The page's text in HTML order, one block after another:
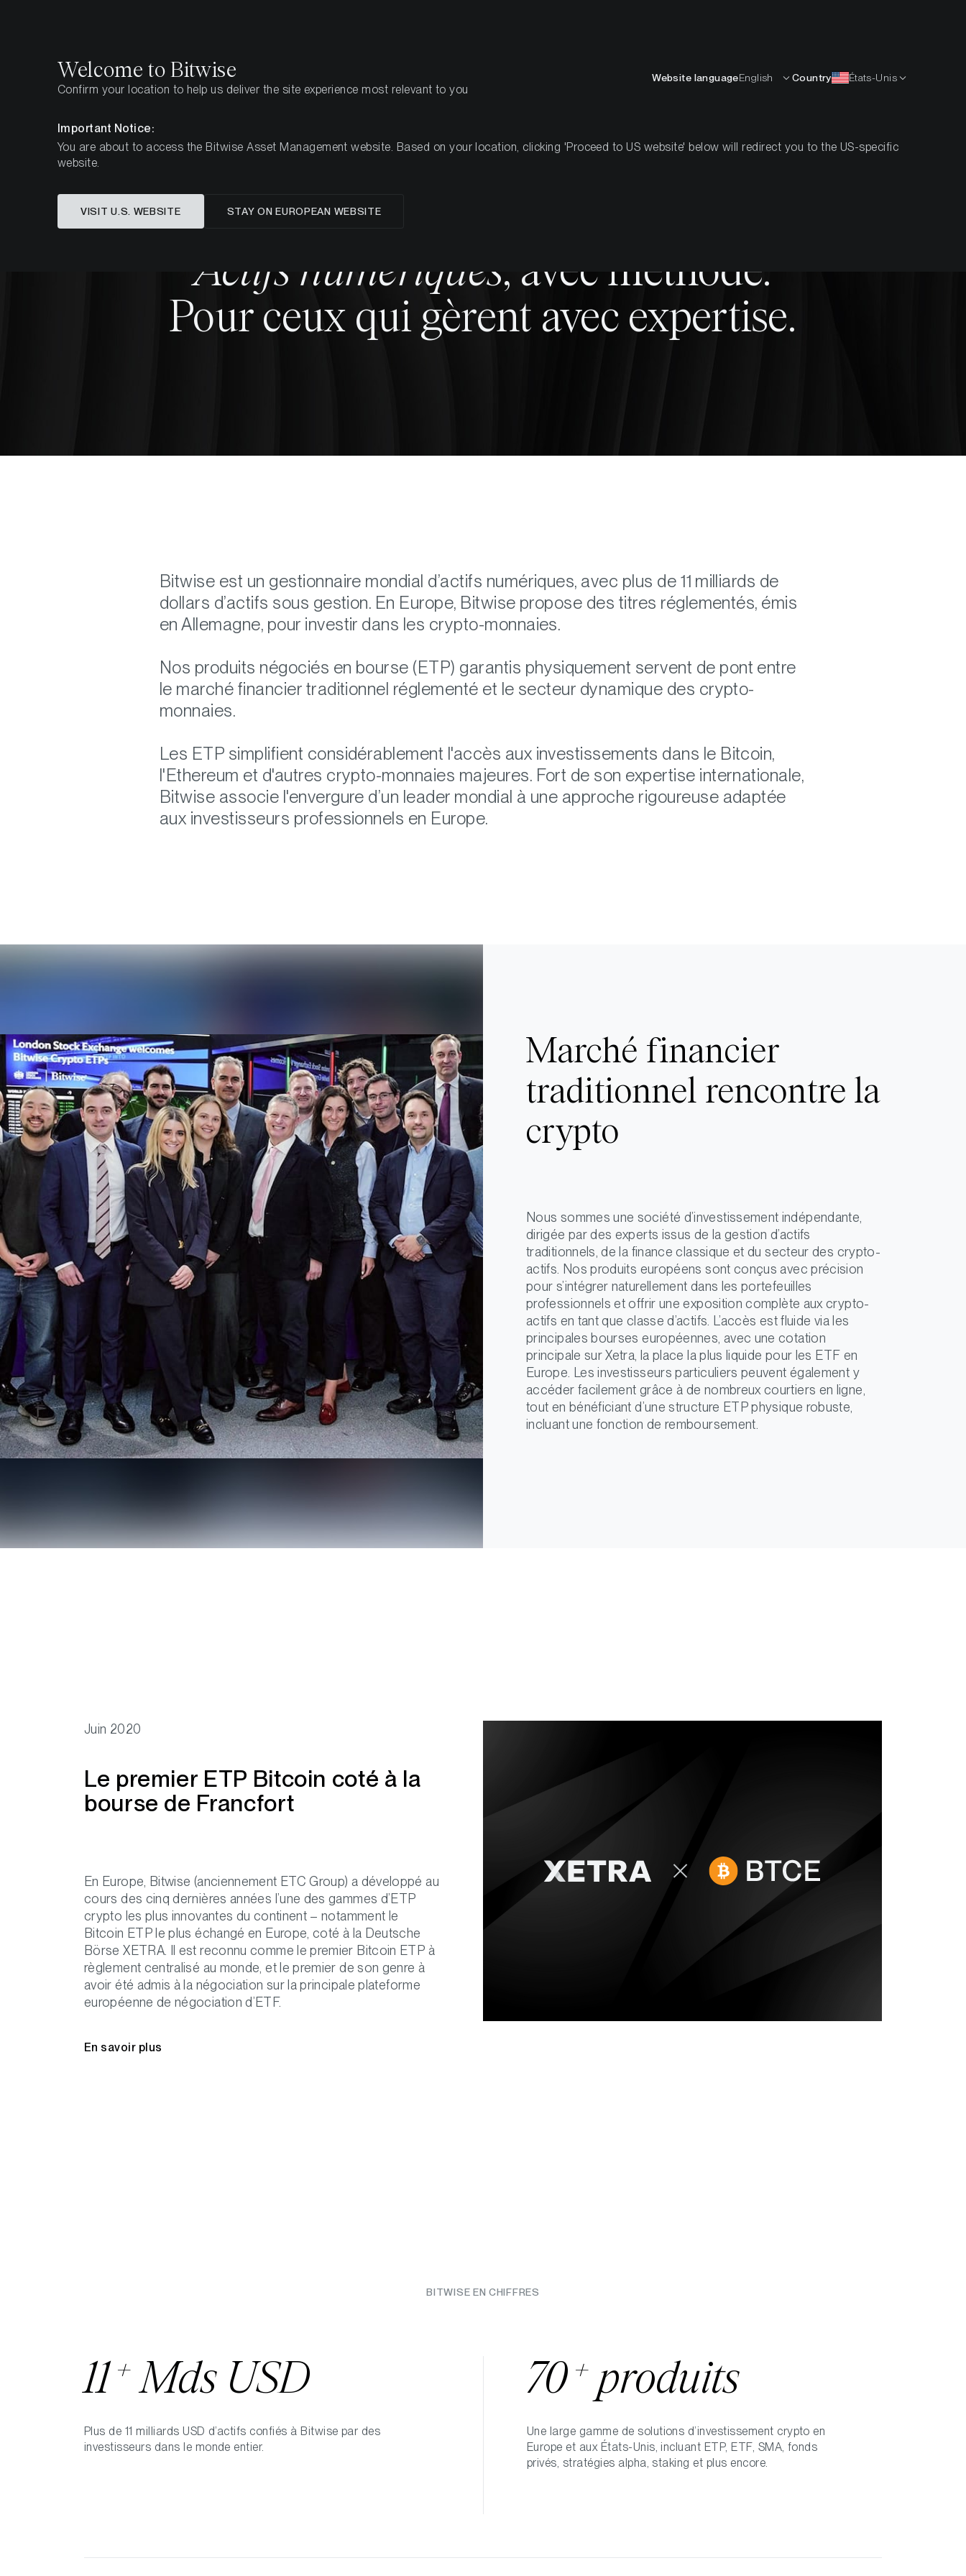
Actifs numériques, avec méthode.
Pour ceux qui gèrent avec expertise.
Bitwise est un gestionnaire mondial d’actifs numériques, avec plus de 11 milliards de
dollars d’actifs sous gestion. En Europe, Bitwise propose des titres réglementés, émis
en Allemagne, pour investir dans les crypto-monnaies.
Nos produits négociés en bourse (ETP) garantis physiquement servent de pont entre
le marché financier traditionnel réglementé et le secteur dynamique des crypto-
monnaies.
Les ETP simplifient considérablement l'accès aux investissements dans le Bitcoin,
l'Ethereum et d'autres crypto-monnaies majeures. Fort de son expertise internationale,
Bitwise associe l'envergure d’un leader mondial à une approche rigoureuse adaptée
aux investisseurs professionnels en Europe.
Marché financier
traditionnel rencontre la
crypto
Nous sommes une société d’investissement indépendante,
dirigée par des experts issus de la gestion d’actifs
traditionnels, de la finance classique et du secteur des crypto-
actifs. Nos produits européens sont conçus avec précision
pour s’intégrer naturellement dans les portefeuilles
professionnels et offrir une exposition complète aux crypto-
actifs en tant que classe d’actifs. L’accès est fluide via les
principales bourses européennes, avec une cotation
principale sur Xetra, la place la plus liquide pour les ETF en
Europe. Les investisseurs particuliers peuvent également y
accéder facilement grâce à de nombreux courtiers en ligne,
tout en bénéficiant d’une structure ETP physique robuste,
incluant une fonction de remboursement.
Juin 2020
Le premier ETP Bitcoin coté à la
bourse de Francfort
En Europe, Bitwise (anciennement ETC Group) a développé au
cours des cinq dernières années l’une des gammes d’ETP
crypto les plus innovantes du continent – notamment le
Bitcoin ETP le plus échangé en Europe, coté à la Deutsche
Börse XETRA. Il est reconnu comme le premier Bitcoin ETP à
règlement centralisé au monde, et le premier de son genre à
avoir été admis à la négociation sur la principale plateforme
européenne de négociation d’ETF.
En savoir plus
BITWISE EN CHIFFRES
11 + Mds USD
Plus de 11 milliards USD d’actifs confiés à Bitwise par des
investisseurs dans le monde entier.
70 + produits
Une large gamme de solutions d’investissement crypto en
Europe et aux États-Unis, incluant ETP, ETF, SMA, fonds
privés, stratégies alpha, staking et plus encore.
Welcome to Bitwise
Confirm your location to help us deliver the site experience most relevant to you
Website languageEnglish Country États-Unis
Important Notice:
You are about to access the Bitwise Asset Management website. Based on your location, clicking 'Proceed to US website' below will redirect you to the US-specific
website.
VISIT U.S. WEBSITE STAY ON EUROPEAN WEBSITE